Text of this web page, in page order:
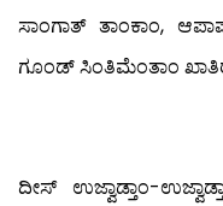
ಸಾಂಗಾತ್ ತಾಂಕಾಂ,
ಗೂಂಡ್ ಸಿಂತಿಮೆಂತಾಂ
ದೀಸ್ ಉಜ್ವಾಡ್ತಾಂ-